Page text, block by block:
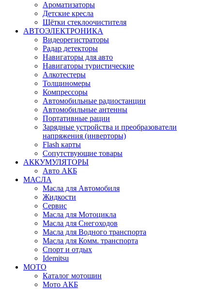
Ароматизаторы
Детские кресла
Щётки стеклоочистителя
АВТОЭЛЕКТРОНИКА
Видеорегистраторы
Радар детекторы
Навигаторы для авто
Навигаторы туристические
Алкотестеры
Толщиномеры
Компрессоры
Автомобильные радиостанции
Автомобильные антенны
Портативные рации
Зарядные устройства и преобразователи
напряжения (инверторы)
Flash карты
Сопутствующие товары
АККУМУЛЯТОРЫ
Авто АКБ
МАСЛА
Масла для Автомобиля
Жидкости
Сервис
Масла для Мотоцикла
Масла для Снегоходов
Масла для Водного транспорта
Масла для Комм. транспорта
Спорт и отдых
Idemitsu
МОТО
Каталог мотошин
Мото АКБ